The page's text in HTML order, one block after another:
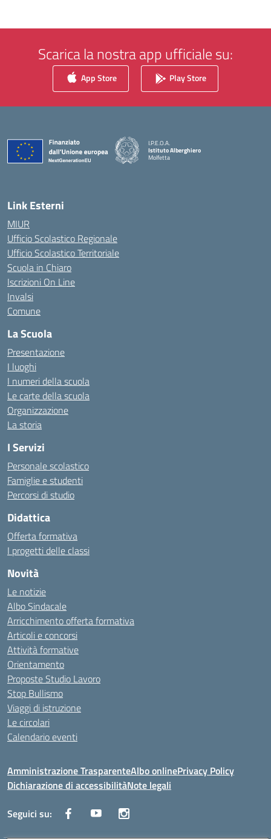
Scarica la nostra app ufficiale su:
App Store Play Store
I.P.E.O.A.
Istituto Alberghiero
Molfetta
Link Esterni
MIUR
Ufficio Scolastico Regionale
Ufficio Scolastico Territoriale
Scuola in Chiaro
Iscrizioni On Line
Invalsi
Comune
La Scuola
Presentazione
I luoghi
I numeri della scuola
Le carte della scuola
Organizzazione
La storia
I Servizi
Personale scolastico
Famiglie e studenti
Percorsi di studio
Didattica
Offerta formativa
I progetti delle classi
Novità
Le notizie
Albo Sindacale
Arricchimento offerta formativa
Articoli e concorsi
Attività formative
Orientamento
Proposte Studio Lavoro
Stop Bullismo
Viaggi di istruzione
Le circolari
Calendario eventi
Amministrazione TrasparenteAlbo onlinePrivacy Policy
Dichiarazione di accessibilitàNote legali
Seguici su: